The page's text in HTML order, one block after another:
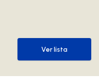
Ver lista
Ver lista